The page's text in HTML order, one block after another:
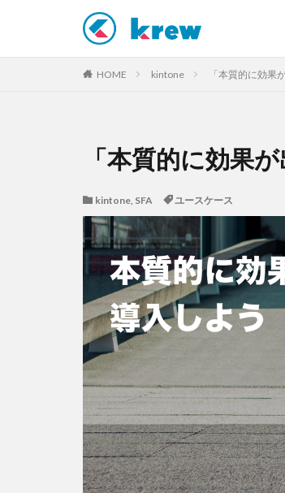
HOME kintone 「本質的に効果
「本質的に効果
kintone, SFA ユースケース
タグ